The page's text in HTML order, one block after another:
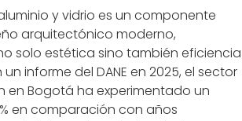
y vidrio es un componente
arquitectónico moderno,
solo estética sino también eficiencia
informe del DANE en 2025, el sector
en Bogotá ha experimentado un
en comparación con años